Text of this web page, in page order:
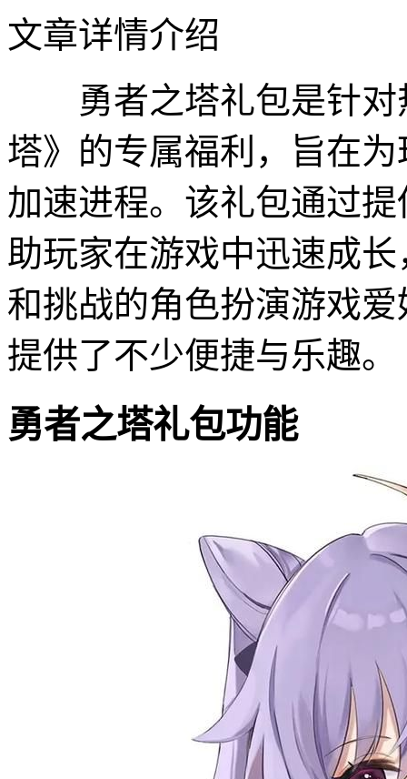
文章详情介绍
勇者之塔礼包是针对
塔》的专属福利，旨在
加速进程。该礼包通过
助玩家在游戏中迅速成
和挑战的角色扮演游戏
提供了不少便捷与乐趣。
勇者之塔礼包功能